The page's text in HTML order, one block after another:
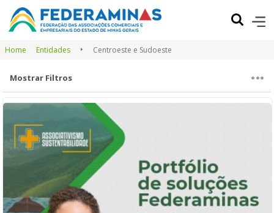
Home Entidades Centroeste e Sudoeste
Mostrar Filtros